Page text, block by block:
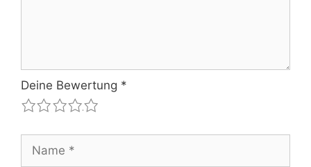
Deine Bewertung *
4
3
2
1
Name